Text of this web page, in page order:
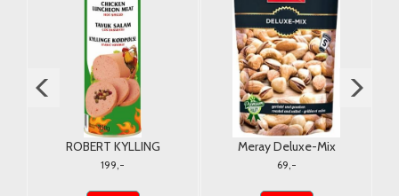
ROBERT KYLLING
KJØTTPØLSE STERK
199,-
Meray Deluxe-Mix
Ristet/Saltet 150g.
69,-